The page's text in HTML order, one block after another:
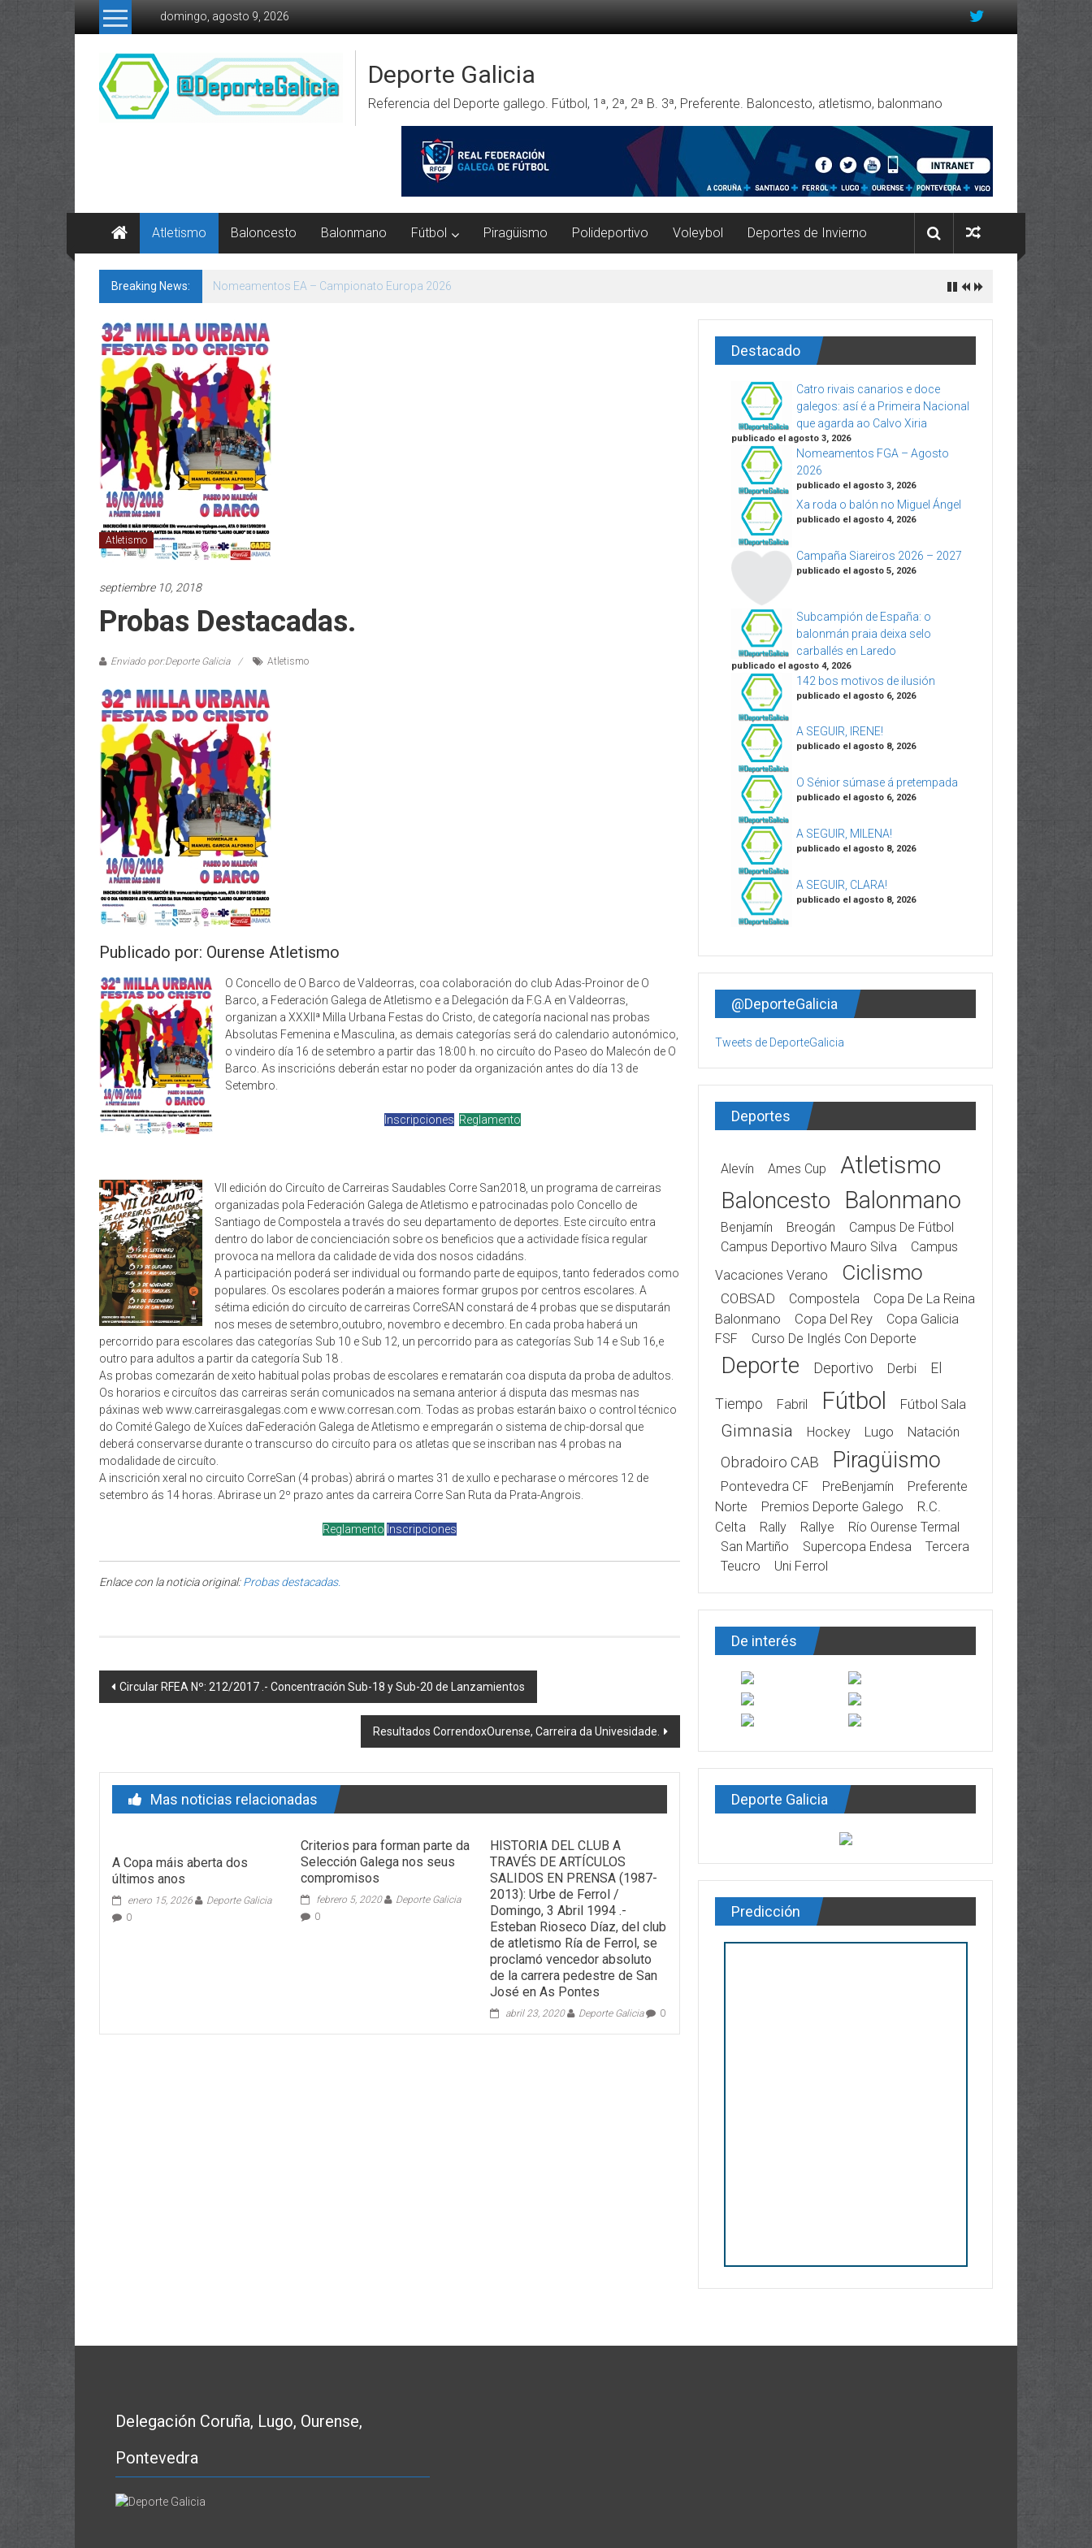
Skip to content
domingo, agosto 9, 2026
Deporte Galicia
Referencia del Deporte gallego. Fútbol, 1ª, 2ª, 2ª B. 3ª, Preferente. Baloncesto, atletismo, balonmano
Atletismo Baloncesto Balonmano Fútbol Piragüismo Polideportivo Voleybol Deportes de Invierno
Breaking News: A SEGUIR, OLALLA!
Atletismo
septiembre 10, 2018
Probas Destacadas.
Enviado por:Deporte Galicia Atletismo
Publicado por: Ourense Atletismo
O Concello de O Barco de Valdeorras, coa colaboración do club Adas-Proinor de O
Barco, a Federación Galega de Atletismo e a Delegación da F.G.A en Valdeorras,
organizan a XXXIIª Milla Urbana Festas do Cristo, de categoría nacional nas probas
Absolutas Femenina e Masculina, as demais categorías será do calendario autonómico,
o vindeiro día 16 de setembro a partir das 18:00 h. no circuíto do Paseo do Malecón de O
Barco. As inscricións deberán estar no poder da organización antes do día 13 de
Setembro.
Inscripciones Reglamento
VII edición do Circuíto de Carreiras Saudables Corre San2018, un programa de carreiras
organizadas pola Federación Galega de Atletismo e patrocinadas polo Concello de
Santiago de Compostela a través do seu departamento de deportes. Este circuíto entra
dentro do labor de concienciación sobre os beneficios que a actividade física regular
provoca na mellora da calidade de vida dos nosos cidadáns.
A participación poderá ser individual ou formando parte de equipos, tanto federados como
populares. Os escolares poderán a maiores formar grupos por centros escolares. A
sétima edición do circuíto de carreiras CorreSAN constará de 4 probas que se disputarán
nos meses de setembro,outubro, novembro e decembro. En cada proba haberá un
percorrido para escolares das categorías Sub 10 e Sub 12, un percorrido para as categorías Sub 14 e Sub 16,e
outro para adultos a partir da categoría Sub 18 .
As probas comezarán de xeito habitual polas probas de escolares e rematarán coa disputa da proba de adultos.
Os horarios e circuítos das carreiras serán comunicados na semana anterior á disputa das mesmas nas
páxinas web www.carreirasgalegas.com e www.corresan.com. Todas as probas estarán baixo o control técnico
do Comité Galego de Xuíces daFederación Galega de Atletismo e empregarán o sistema de chip-dorsal que
deberá conservarse durante o transcurso do circuíto para os atletas que se inscriban nas 4 probas na
modalidade de circuíto.
A inscrición xeral no circuito CorreSan (4 probas) abrirá o martes 31 de xullo e pecharase o mércores 12 de
setembro ás 14 horas. Abrirase un 2º prazo antes da carreira Corre San Ruta da Prata-Angrois.
Reglamento Inscripciones
Enlace con la noticia original:Probas destacadas.
Post navigation
Circular RFEA Nº: 212/2017 .- Concentración Sub-18 y Sub-20 de Lanzamientos
Resultados CorrendoxOurense, Carreira da Univesidade.
Mas noticias relacionadas
A Copa máis aberta dos
últimos anos
enero 15, 2026
Deporte Galicia
0
Criterios para forman parte da
Selección Galega nos seus
compromisos
febrero 5, 2020
Deporte Galicia
0
HISTORIA DEL CLUB A
TRAVÉS DE ARTÍCULOS
SALIDOS EN PRENSA (1987-
2013): Urbe de Ferrol /
Domingo, 3 Abril 1994 .-
Esteban Rioseco Díaz, del club
de atletismo Ría de Ferrol, se
proclamó vencedor absoluto
de la carrera pedestre de San
José en As Pontes
abril 23, 2020 Deporte Galicia 0
Destacado
Catro rivais canarios e doce
galegos: así é a Primeira Nacional
que agarda ao Calvo Xiria
publicado el agosto 3, 2026
Nomeamentos FGA – Agosto
2026
publicado el agosto 3, 2026
Xa roda o balón no Miguel Ángel
publicado el agosto 4, 2026
Campaña Siareiros 2026 – 2027
publicado el agosto 5, 2026
Subcampión de España: o
balonmán praia deixa selo
carballés en Laredo
publicado el agosto 4, 2026
142 bos motivos de ilusión
publicado el agosto 6, 2026
A SEGUIR, IRENE!
publicado el agosto 8, 2026
O Sénior súmase á pretempada
publicado el agosto 6, 2026
A SEGUIR, MILENA!
publicado el agosto 8, 2026
A SEGUIR, CLARA!
publicado el agosto 8, 2026
@DeporteGalicia
Tweets de DeporteGalicia
Deportes
Alevín Ames Cup Atletismo
Baloncesto Balonmano
Benjamín Breogán
Campus De Fútbol
Campus Deportivo Mauro Silva
Campus
Vacaciones Verano
Ciclismo
COBSAD Compostela
Copa De La Reina
Balonmano
Copa Del Rey
Copa Galicia
FSF
Curso De Inglés Con Deporte
Deporte Deportivo Derbi El
Tiempo Fabril Fútbol Fútbol Sala
Gimnasia Hockey Lugo Natación
Obradoiro CAB Piragüismo
Pontevedra CF PreBenjamín
Preferente
Norte
Premios Deporte Galego
R.C.
Celta
Rally Rallye
Río Ourense Termal
San Martiño
Supercopa Endesa
Tercera
Teucro
Uni Ferrol
De interés
Deporte Galicia
Predicción
Delegación Coruña, Lugo, Ourense,
Pontevedra